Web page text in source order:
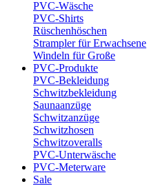
PVC-Wäsche
PVC-Shirts
Rüschenhöschen
Strampler für Erwachsene
Windeln für Große
PVC-Produkte
PVC-Bekleidung
Schwitzbekleidung
Saunaanzüge
Schwitzanzüge
Schwitzhosen
Schwitzoveralls
PVC-Unterwäsche
PVC-Meterware
Sale